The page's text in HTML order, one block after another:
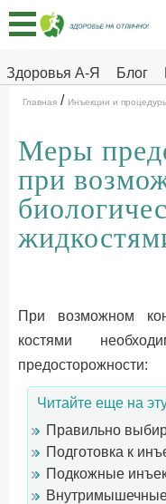
Здоровья А-Я Блог
Главная
Тесты
Про
ДЕТЯМ
Главная / Инъекции и
Меры
при
При возможном
костями
предосторожности:
Читайте еще на
Правильно
Подготовка к
Подкожные